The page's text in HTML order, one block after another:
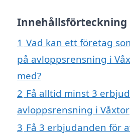
Innehållsförteckning
1 Vad kan ett företag
på avloppsrensning i
med?
2 Få alltid minst 3
avloppsrensning i
3 Få 3 erbjudanden för